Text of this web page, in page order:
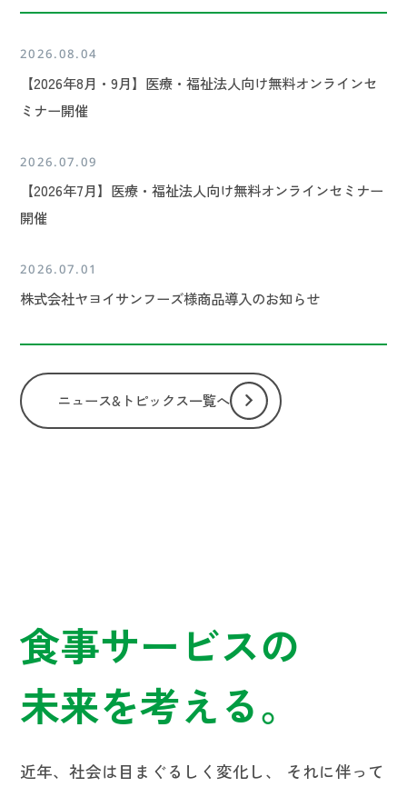
2026.08.04
【2026年8月・9月】医療・福祉法人向け無料オンラインセ
ミナー開催
2026.07.09
【2026年7月】医療・福祉法人向け無料オンラインセミナー
開催
2026.07.01
株式会社ヤヨイサンフーズ様商品導入のお知らせ
ニュース&トピックス一覧へ
食事サービスの
未来を考える。
近年、社会は目まぐるしく変化し、
それに伴って